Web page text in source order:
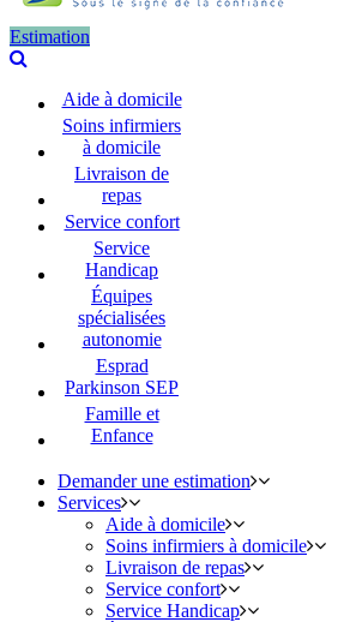
Estimation
Aide à domicile
Soins infirmiers
à domicile
Livraison de
repas
Service confort
Service
Handicap
Équipes
spécialisées
autonomie
Esprad
Parkinson SEP
Famille et
Enfance
Demander une estimation
Services
Aide à domicile
Soins infirmiers à domicile
Livraison de repas
Service confort
Service Handicap